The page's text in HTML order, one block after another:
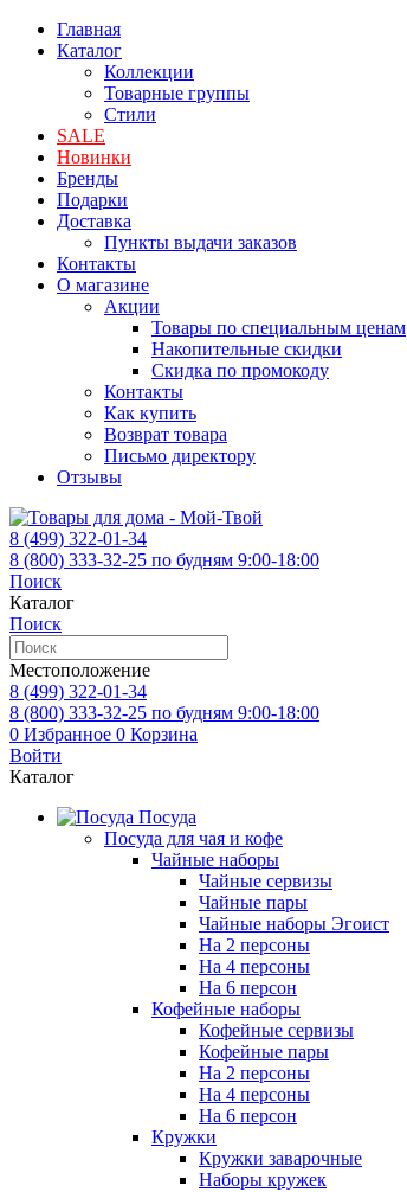
Главная
Каталог
Коллекции
Товарные группы
Стили
SALE
Новинки
Бренды
Подарки
Доставка
Пункты выдачи заказов
Контакты
О магазине
Акции
Товары по специальным ценам
Накопительные скидки
Скидка по промокоду
Контакты
Как купить
Возврат товара
Письмо директору
Отзывы
8 (499) 322-01-34
8 (800) 333-32-25 по будням 9:00-18:00
Поиск
Каталог
Поиск
Местоположение
8 (499) 322-01-34
8 (800) 333-32-25 по будням 9:00-18:00
0 Избранное 0 Корзина
Войти
Каталог
Посуда
Посуда для чая и кофе
Чайные наборы
Чайные сервизы
Чайные пары
Чайные наборы Эгоист
На 2 персоны
На 4 персоны
На 6 персон
Кофейные наборы
Кофейные сервизы
Кофейные пары
На 2 персоны
На 4 персоны
На 6 персон
Кружки
Кружки заварочные
Наборы кружек